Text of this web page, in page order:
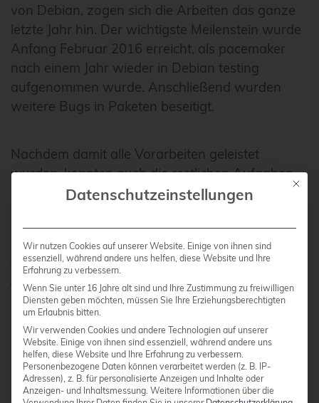
von Debian, zogen sich die Arbeiten das ganze
letzte Jahr hin. Der wichtigste Meilenstein wurde
Anfang Februar 2016 erreicht, als pacemaker
nach einem Jahr wieder in Debian testing
aufgenommen wurde. Anschließend wurden
weitere Bugs in Paketen beseitigt.
Nachdem damit alle Vorarbeiten geleistet
wurden, konnten auch die restlichen Aufgaben
zügig erledigt werden. Damit sind seit dieser
Pakete in jessie-backports verfügbar. Somit steht
in Debian wieder eine aktuelle und lauffähige
Version des Clusterlabs-HA-Stacks zur
Verfügung.
Einem Upgrade bestehender wheezy-Systeme
mit HA-Stack auf jessie steht damit nichts mehr
im Weg.
Mit
Datenschutzeinstellungen
Wir nutzen Cookies auf unserer Website. Einige von ihnen sind
essenziell, während andere uns helfen, diese Website und Ihre
Erfahrung zu verbessern.
Wenn Sie unter 16 Jahre alt sind und Ihre Zustimmung zu freiwilligen
Diensten geben möchten, müssen Sie Ihre Erziehungsberechtigten
um Erlaubnis bitten.
Wir verwenden Cookies und andere Technologien auf unserer
Website. Einige von ihnen sind essenziell, während andere uns
helfen, diese Website und Ihre Erfahrung zu verbessern.
Personenbezogene Daten können verarbeitet werden (z. B. IP-
Adressen), z. B. für personalisierte Anzeigen und Inhalte oder
Anzeigen- und Inhaltsmessung. Weitere Informationen über die